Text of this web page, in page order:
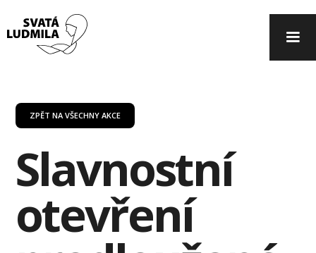
ZPĚT NA VŠECHNY AKCE
Slavnostní
otevření